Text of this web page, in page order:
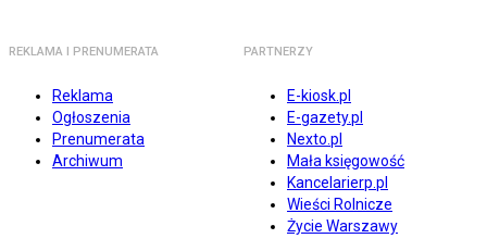
REKLAMA I PRENUMERATA
Reklama
Ogłoszenia
Prenumerata
Archiwum
PARTNERZY
E-kiosk.pl
E-gazety.pl
Nexto.pl
Mała księgowość
Kancelarierp.pl
Wieści Rolnicze
Życie Warszawy